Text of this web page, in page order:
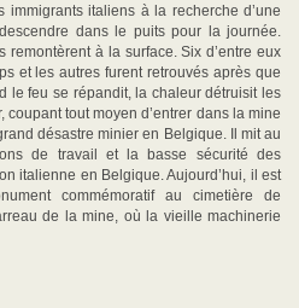
italiens à la recherche d’une
dans le puits pour la journée.
remontèrent à la surface. Six d’entre eux
et les autres furent retrouvés après que
le feu se répandit, la chaleur détruisit les
tout moyen d’entrer dans la mine
désastre minier en Belgique. Il mit au
de travail et la basse sécurité des
italienne en Belgique. Aujourd’hui, il est
commémoratif au cimetière de
de la mine, où la vieille machinerie